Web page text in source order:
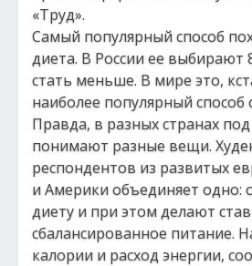
«Труд».
Самый популярный способ
диета. В России ее
стать меньше. В мире это,
наиболее популярный способ
Правда, в разных странах
понимают разные вещи.
респондентов из развитых
и Америки объединяет одно:
диету и при этом делают
сбалансированное питание.
калории и расход энергии,